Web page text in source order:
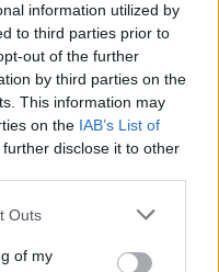
information utilized by
to third parties prior to
out of the further
by third parties on the
This information may
on the IAB’s List of
disclose it to other
Outs
of my